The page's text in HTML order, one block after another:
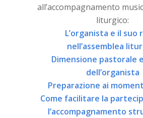
all’accompagnamento
liturgico:
L’organista e il suo
nell’assemblea
Dimensione pastorale
dell’organista
Preparazione ai
Come facilitare la
l’accompagnamento